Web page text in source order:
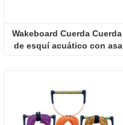
Wakeboard Cuerda Cuerda
de esquí acuático con asa